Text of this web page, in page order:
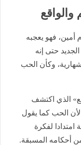
والواقع
أمين، فهو يعجبه
حتى إنه
وكأن الحب
الذي اكتشف
لأن الحب كما يقول
امتدادا لفكرة
من أحكامه المسبقة.